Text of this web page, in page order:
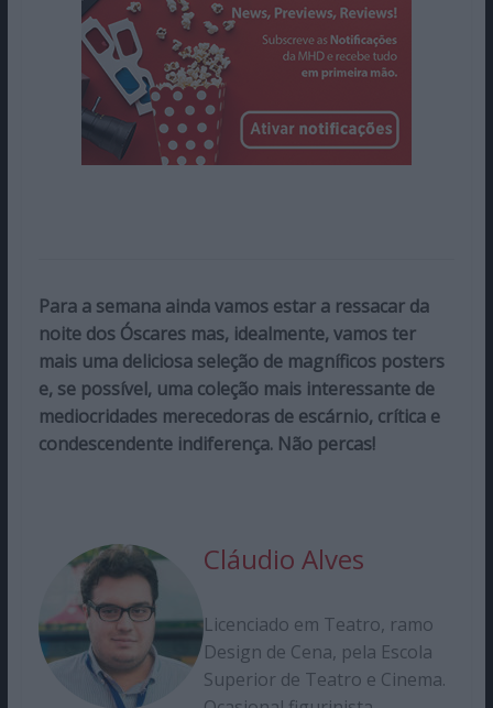
Para a semana ainda vamos estar a ressacar da
noite dos Óscares mas, idealmente, vamos ter
mais uma deliciosa seleção de magníficos posters
e, se possível, uma coleção mais interessante de
mediocridades merecedoras de escárnio, crítica e
condescendente indiferença. Não percas!
Cláudio Alves
Licenciado em Teatro, ramo
Design de Cena, pela Escola
Superior de Teatro e Cinema.